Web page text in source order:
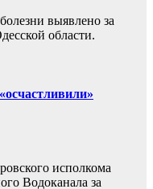
выявлено за
области.
исполкома
Водоканала за